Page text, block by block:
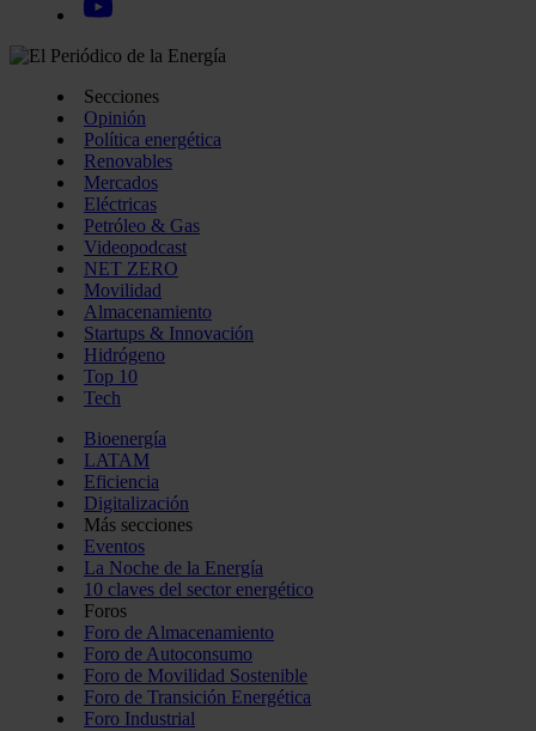
Secciones
Opinión
Política energética
Renovables
Mercados
Eléctricas
Petróleo & Gas
Videopodcast
NET ZERO
Movilidad
Almacenamiento
Startups & Innovación
Hidrógeno
Top 10
Tech
Bioenergía
LATAM
Eficiencia
Digitalización
Más secciones
Eventos
La Noche de la Energía
10 claves del sector energético
Foros
Foro de Almacenamiento
Foro de Autoconsumo
Foro de Movilidad Sostenible
Foro de Transición Energética
Foro Industrial